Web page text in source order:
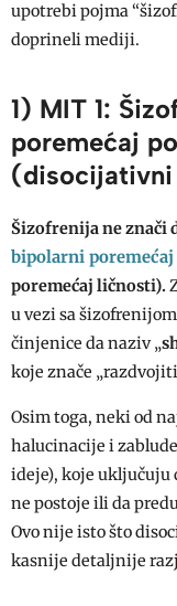
upotrebi pojma
doprineli mediji.
1) MIT 1:
poremećaj
Šizofrenija ne znači
bipolarni poremećaj
poremećaj ličnosti).
u vezi sa
činjenice da naziv „
koje znače
Osim toga, neki od
halucinacije i
ideje), koje uključuju
ne postoje ili da
Ovo nije isto što
kasnije detaljnije